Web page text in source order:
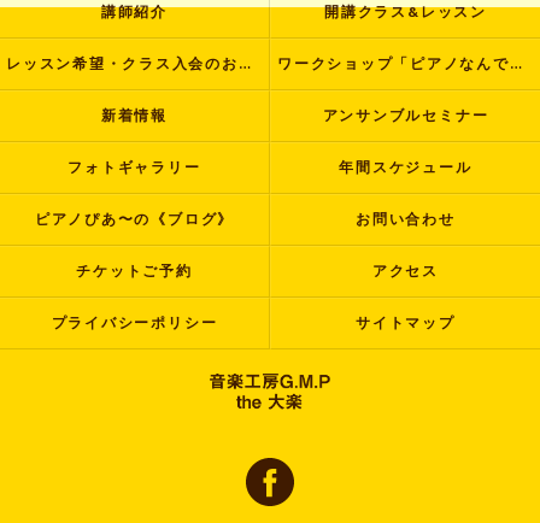
講師紹介 開講クラス&レッスン
レッスン希望・クラス入会のお申し込み ワークショップ「ピアノなんでも塾」
新着情報 アンサンブルセミナー
フォトギャラリー 年間スケジュール
ピアノぴあ〜の《ブログ》 お問い合わせ
チケットご予約 アクセス
プライバシーポリシー サイトマップ